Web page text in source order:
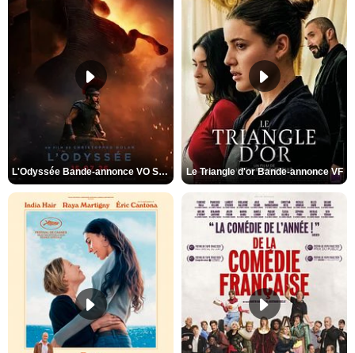
L'Odyssée Bande-annonce VO STFR Le Triangle d'or Bande-annonce VF